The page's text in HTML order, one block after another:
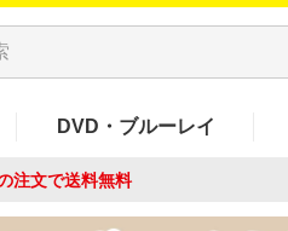
DVD・ブルーレイ
注文で送料無料